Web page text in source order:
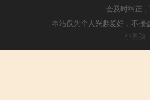
会及时纠正
本站仅为个人兴趣爱好，不接
小男孩